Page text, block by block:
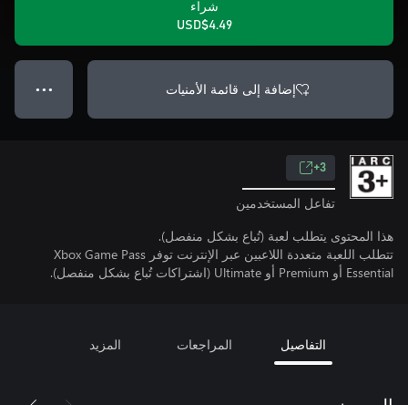
شراء
USD$4.49
إضافة إلى قائمة الأمنيات ● ● ●
3+
تفاعل المستخدمين
هذا المحتوى يتطلب لعبة (تُباع بشكل منفصل).
تتطلب اللعبة متعددة اللاعبين عبر الإنترنت توفر Xbox Game Pass
Essential أو Premium أو Ultimate (اشتراكات تُباع بشكل منفصل).
التفاصيل المراجعات المزيد